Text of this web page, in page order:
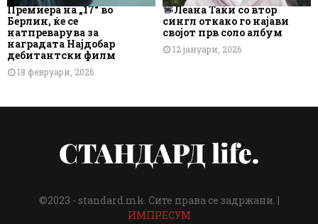
Премиера на „17“ во
Берлин, ќе се
натпреварува за
наградата Најдобар
дебитантски филм
18 февруари, 2026
Леана Таќи со втор
сингл откако го најави
својот прв соло албум
12 јануари, 2026
©2023 - standard.mk. Сите права се задржани. |
ИМПРЕСУМ